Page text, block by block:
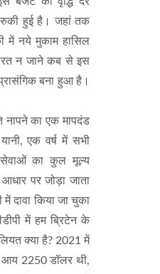
हुई है। जहां तक
में नये मुकाम हासिल
न जाने कब से इस
बना हुआ है।
नापने का एक मापदंड
एक वर्ष में सभी
सेवाओं का कुल मूल्य
पर जोड़ा जाता
में दावा किया जा चुका
में हम ब्रिटेन के
क्या है? 2021 में
आय 2250 डॉलर थी,